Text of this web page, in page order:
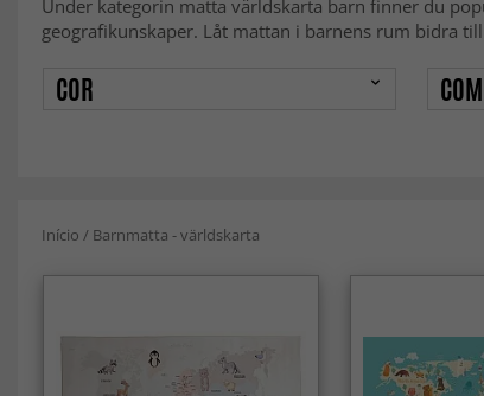
Under kategorin matta världskarta barn finner du
geografikunskaper. Låt mattan i barnens rum bidra
COR
Início / Barnmatta - världskarta